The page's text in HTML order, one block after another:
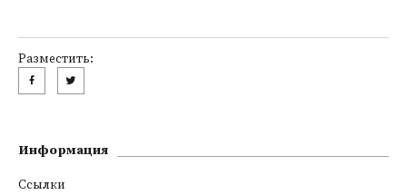
Разместить:
Информация
Ссылки